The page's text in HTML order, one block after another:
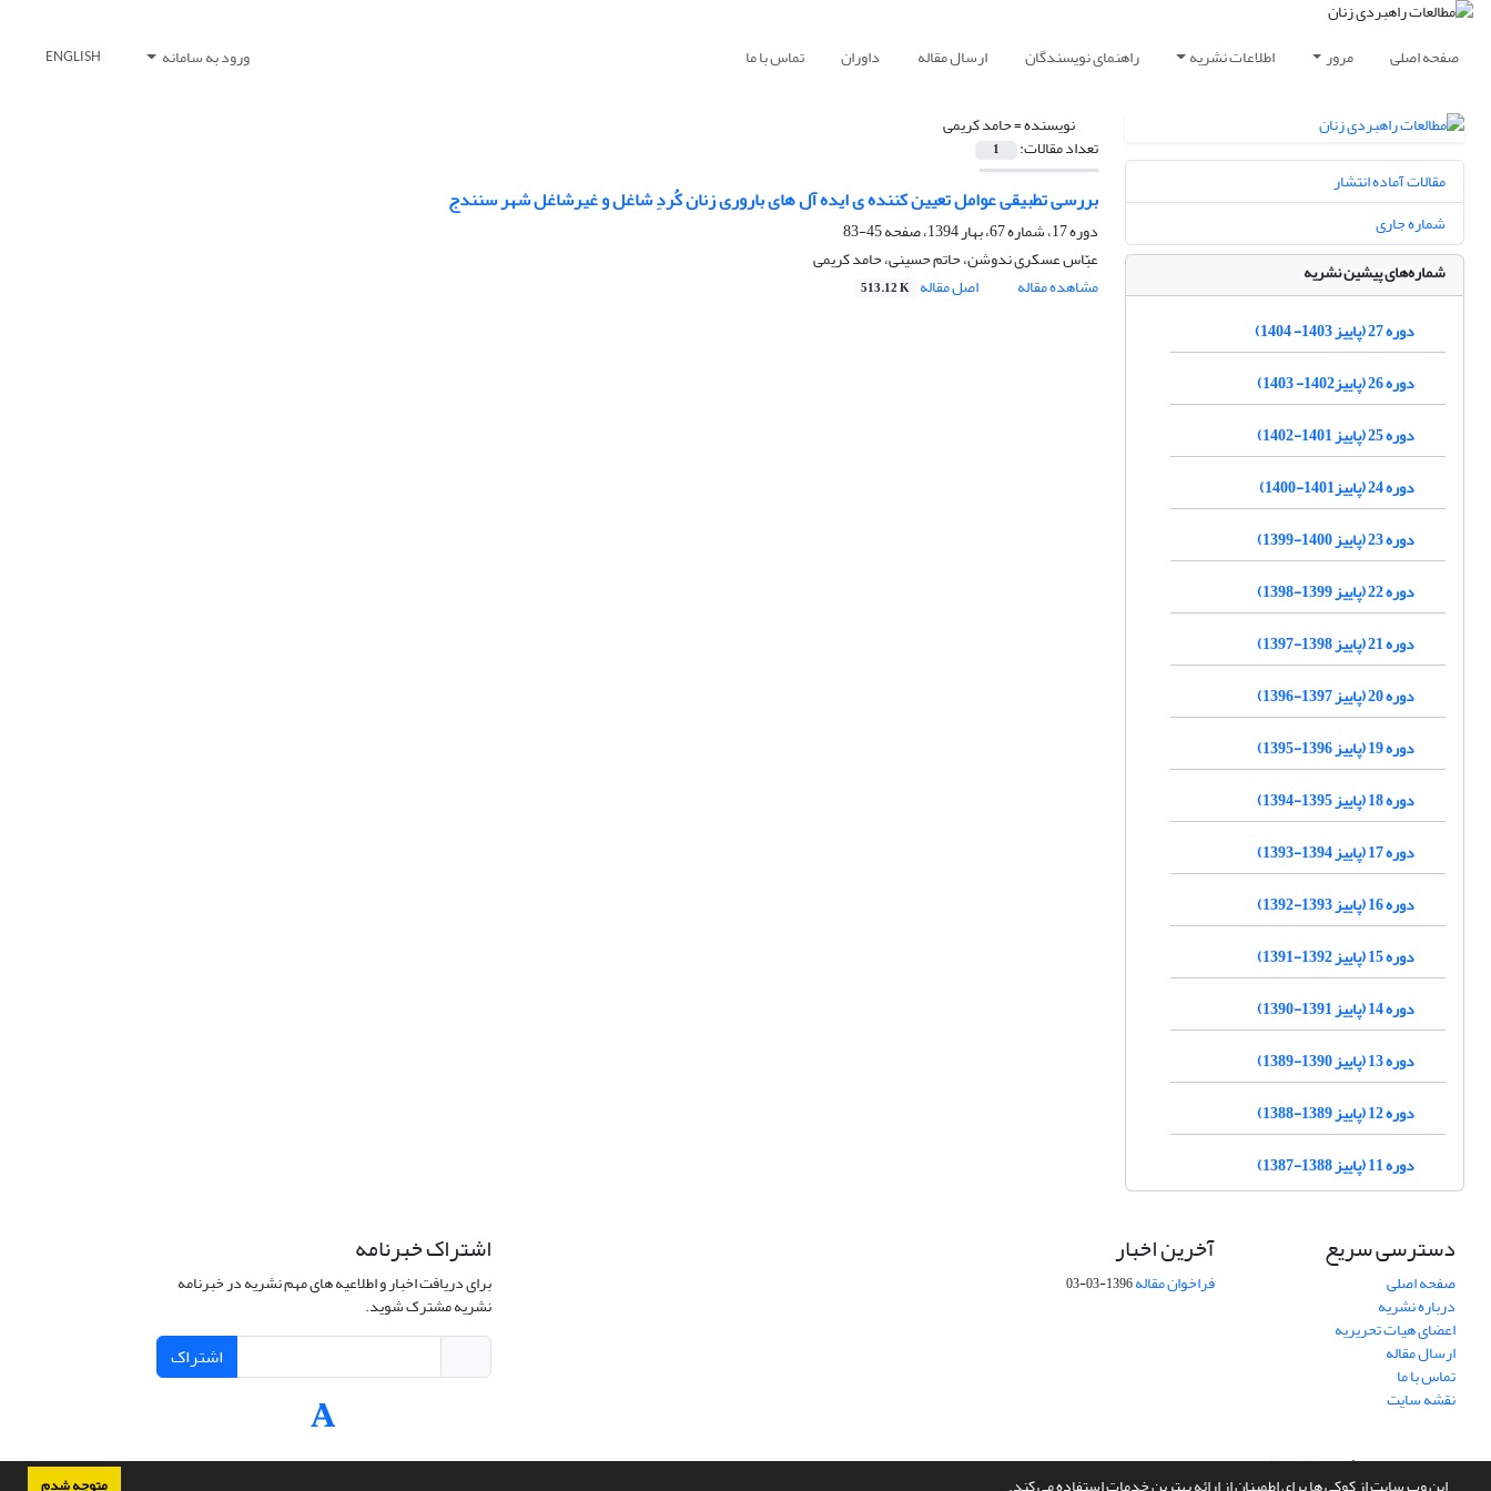
صفحه اصلی مرور اطلاعات نشریه راهنمای نویسندگان ارسال مقاله داوران تماس با ما ورود به سامانه ENGLISH
نویسنده =حامد کریمی
تعداد مقالات: 1
بررسی تطبیقی عوامل تعیین کننده ی ایده آل های باروری زنان کُردِ شاغل و غیرشاغل شهر سنندج
دوره 17، شماره 67، بهار 1394، صفحه
45-83
عبّاس عسکری ندوشن، حاتم حسینی، حامد کریمی
مشاهده مقاله
اصل مقاله 513.12 K
مقالات آماده انتشار
شماره جاری
شماره‌های پیشین نشریه
دوره 27 (پاییز 1403- 1404)
دوره 26 (پاییز1402- 1403)
دوره 25 (پاییز 1401-1402)
دوره 24 (پاییز1401-1400)
دوره 23 (پاییز 1400-1399)
دوره 22 (پاییز 1399-1398)
دوره 21 (پاییز 1398-1397)
دوره 20 (پاییز 1397-1396)
دوره 19 (پاییز 1396-1395)
دوره 18 (پاییز 1395-1394)
دوره 17 (پاییز 1394-1393)
دوره 16 (پاییز 1393-1392)
دوره 15 (پاییز 1392-1391)
دوره 14 (پاییز 1391-1390)
دوره 13 (پاییز 1390-1389)
دوره 12 (پاییز 1389-1388)
دوره 11 (پاییز 1388-1387)
دسترسی سریع
صفحه اصلی
درباره نشریه
اعضای هیات تحریریه
ارسال مقاله
تماس با ما
نقشه سایت
آخرین اخبار
فراخوان مقاله1396-03-03
اشتراک خبرنامه
برای دریافت اخبار و اطلاعیه های مهم نشریه در خبرنامه
نشریه مشترک شوید.
اشتراک
سامانه مدیریت نشریات علمی.طراحی و پیاده سازی ازسیناوب